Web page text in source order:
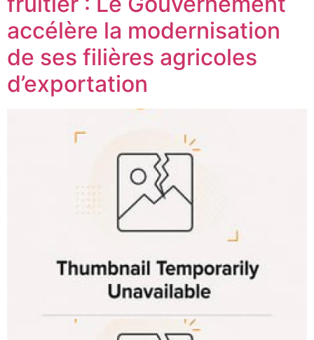
accélère la modernisation
de ses filières agricoles
d’exportation